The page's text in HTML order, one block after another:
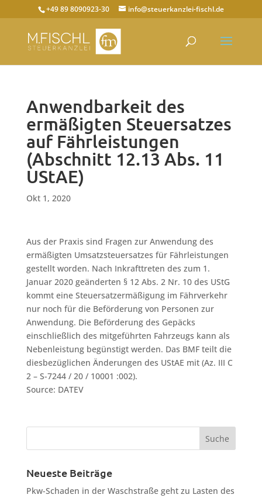
+49 89 8090923-30 info@steuerkanzlei-fischl.de
Anwendbarkeit des
ermäßigten Steuersatzes
auf Fährleistungen
(Abschnitt 12.13 Abs. 11
UStAE)
Okt 1, 2020
Aus der Praxis sind Fragen zur Anwendung des
ermäßigten Umsatzsteuersatzes für Fährleistungen
gestellt worden. Nach Inkrafttreten des zum 1.
Januar 2020 geänderten § 12 Abs. 2 Nr. 10 des UStG
kommt eine Steuersatzermäßigung im Fährverkehr
nur noch für die Beförderung von Personen zur
Anwendung. Die Beförderung des Gepäcks
einschließlich des mitgeführten Fahrzeugs kann als
Nebenleistung begünstigt werden. Das BMF teilt die
diesbezüglichen Änderungen des UStAE mit (Az. III C
2 – S-7244 / 20 / 10001 :002).
Source: DATEV
Neueste Beiträge
Pkw-Schaden in der Waschstraße geht zu Lasten des